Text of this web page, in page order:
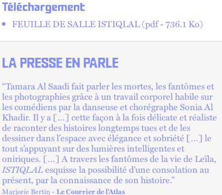
Téléchargement
FEUILLE DE SALLE ISTIQLAL (pdf - 736.1 Ko)
LA PRESSE EN PARLE
“Tamara Al Saadi fait parler les mortes, les fantômes et
les photographies grâce à un travail corporel habile sur
les comédiens par la danseuse et chorégraphe Sonia Al
Khadir. Il y a […] cette façon à la fois délicate et réaliste
de raconter des histoires longtemps tues et de les
dessiner dans l’espace avec élégance et sobriété […] le
tout s’appuyant sur des lumières intelligentes et
oniriques. […] A travers les fantômes de la vie de Leïla,
ISTIQLALesquisse la possibilité d’une consolation au
présent, par la connaissance de son histoire.”
Marjorie Bertin Le Courrier de l’Atlas